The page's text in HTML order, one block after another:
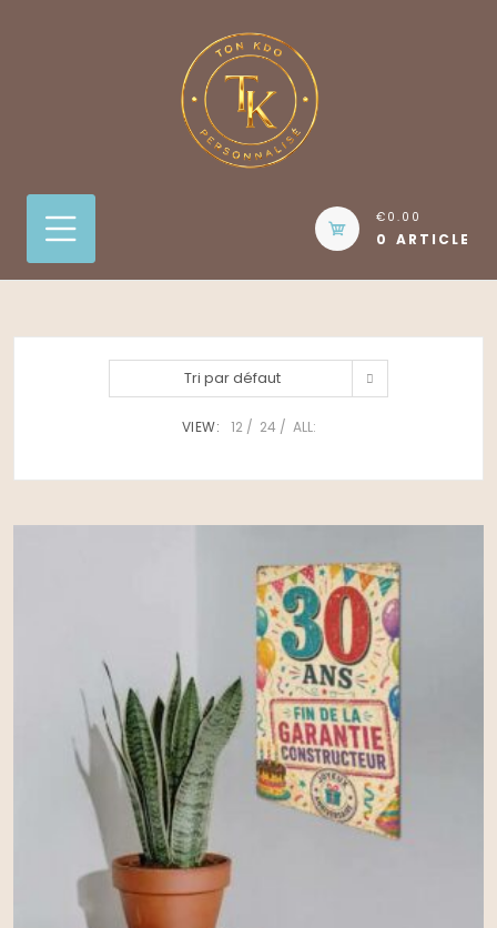
€0.00
0 ARTICLE
Tri par défaut
VIEW: 12 24 ALL: